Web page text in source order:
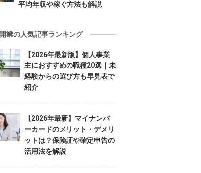
平均年収や稼ぐ方法も解説
開業の人気記事ランキング
【2026年最新版】個人事業
主におすすめの職種20選｜未
経験からの選び方も早見表で
紹介
【2026年最新】マイナンバ
ーカードのメリット・デメリ
ットは？保険証や確定申告の
活用法を解説